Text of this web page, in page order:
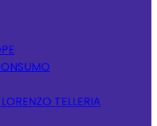
TELLERIA